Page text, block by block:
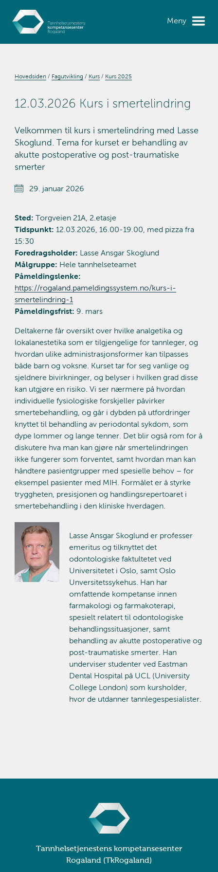
Meny
Hovedsiden Fagutvikling Kurs Kurs 2025
12.03.2026 Kurs i smertelindring
Velkommen til kurs i smertelindring med Lasse
Skoglund. Tema for kurset er behandling av
akutte postoperative og post-traumatiske
smerter
29. januar 2026
Sted: Torgveien 21A, 2.etasje
Tidspunkt: 12.03.2026, 16.00-19.00, med pizza fra
15:30
Foredragsholder: Lasse Ansgar Skoglund
Målgruppe: Hele tannhelseteamet
Påmeldingslenke:
https://rogaland.pameldingssystem.no/kurs-i-
smertelindring-1
Påmeldingsfrist: 9. mars
Deltakerne får oversikt over hvilke analgetika og
lokalanestetika som er tilgjengelige for tannleger, og
hvordan ulike administrasjonsformer kan tilpasses
både barn og voksne. Kurset tar for seg vanlige og
sjeldnere bivirkninger, og belyser i hvilken grad disse
kan utgjøre en risiko. Vi ser nærmere på hvordan
individuelle fysiologiske forskjeller påvirker
smertebehandling, og går i dybden på utfordringer
knyttet til behandling av periodontal sykdom, som
dype lommer og lange tenner. Det blir også rom for å
diskutere hva man kan gjøre når smertelindringen
ikke fungerer som forventet, samt hvordan man kan
håndtere pasientgrupper med spesielle behov – for
eksempel pasienter med MIH. Formålet er å styrke
tryggheten, presisjonen og handlingsrepertoaret i
smertebehandling i den kliniske hverdagen.
Lasse Ansgar Skoglund er professer
emeritus og tilknyttet det
odontologiske faktultetet ved
Universitetet i Oslo, samt Oslo
Unversitetssykehus. Han har
omfattende kompetanse innen
farmakologi og farmakoterapi,
spesielt relatert til odontologiske
behandlingssituasjoner, samt
behandling av akutte postoperative og
post-traumatiske smerter. Han
underviser studenter ved Eastman
Dental Hospital på UCL (University
College London) som kursholder,
hvor de utdanner tannlegespesialister.
Tannhelsetjenestens kompetansesenter
Rogaland (TkRogaland)